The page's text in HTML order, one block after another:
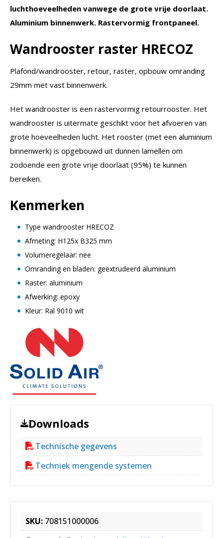
luchthoeveelheden vanwege de grote vrije doorlaat.
Aluminium binnenwerk. Rastervormig frontpaneel.
Wandrooster raster HRECOZ
Plafond/wandrooster, retour, raster, opbouw omranding
29mm met vast binnenwerk.
Het wandrooster is een rastervormig retourrooster. Het
wandrooster is uitermate geschikt voor het afvoeren van
grote hoeveelheden lucht. Het rooster (met een aluminium
binnenwerk) is opgebouwd uit dunnen lamellen om
zodoende een grote vrije doorlaat (95%) te kunnen
bereiken.
Kenmerken
Type wandrooster HRECOZ
Afmeting: H125x B325 mm
Volumeregelaar: nee
Omranding en bladen: geëxtrudeerd aluminium
Raster: aluminium
Afwerking: epoxy
Kleur: Ral 9010 wit
Downloads
Technische gegevens
Techniek mengende systemen
SKU: 708151000006